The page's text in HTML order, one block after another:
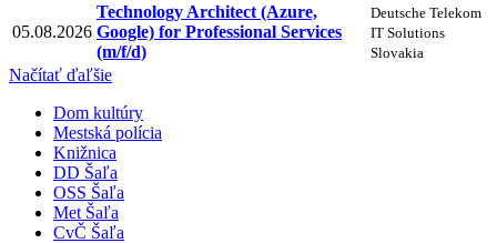
05.08.2026
Technology Architect (Azure,
Google) for Professional Services
(m/f/d)
Deutsche Telekom
IT Solutions
Slovakia
Načítať ďaľšie
Dom kultúry
Mestská polícia
Knižnica
DD Šaľa
OSS Šaľa
Met Šaľa
CvČ Šaľa